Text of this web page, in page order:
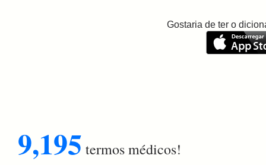
Gostaria de ter o
9,195 termos médicos!